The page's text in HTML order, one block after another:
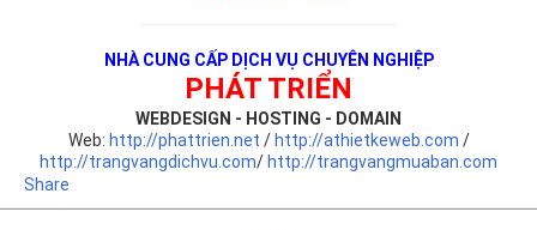
NHÀ CUNG CẤP DỊCH VỤ CHUYÊN NGHIỆP
PHÁT TRIỂN
WEBDESIGN - HOSTING - DOMAIN
Web: http://phattrien.net / http://athietkeweb.com /
http://trangvangdichvu.com/ http://trangvangmuaban.com
Share